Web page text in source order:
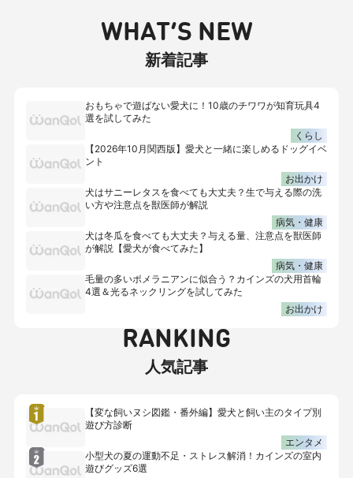
WHAT’S NEW
新着記事
おもちゃで遊ばない愛犬に！10歳のチワワが知育玩具4
選を試してみた
くらし
【2026年10月関西版】愛犬と一緒に楽しめるドッグイベ
ント
お出かけ
犬はサニーレタスを食べても大丈夫？生で与える際の洗
い方や注意点を獣医師が解説
病気・健康
犬は冬瓜を食べても大丈夫？与える量、注意点を獣医師
が解説【愛犬が食べてみた】
病気・健康
毛量の多いポメラニアンに似合う？カインズの犬用首輪
4選＆光るネックリングを試してみた
お出かけ
RANKING
人気記事
【変な飼いヌシ図鑑・番外編】愛犬と飼い主のタイプ別
遊び方診断
エンタメ
小型犬の夏の運動不足・ストレス解消！カインズの室内
遊びグッズ6選